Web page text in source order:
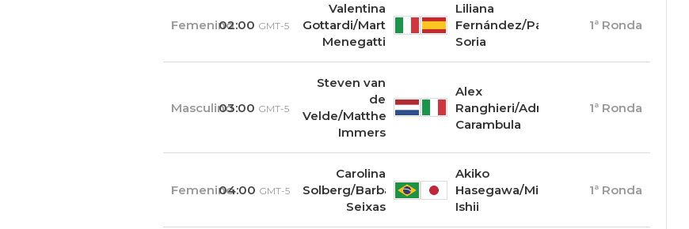
Femenino02:00 GMT-5
Valentina
Gottardi/Marta
Menegatti
Liliana
Fernández/Paula
Soria
1ª Ronda
Masculino03:00 GMT-5
Steven van
de
Velde/Matthew
Immers
Alex
Ranghieri/Adrian
Carambula
1ª Ronda
Femenino04:00 GMT-5
Carolina
Solberg/Barbara
Seixas
Akiko
Hasegawa/Miki
Ishii
1ª Ronda